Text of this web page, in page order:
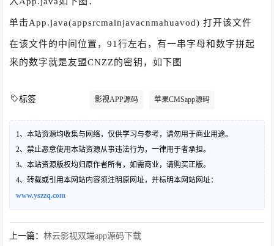
单击App.java(appsrcmainjavacnmahuavod) 打开该文件
在该文件的中间位置，91行左右，有一串字母和数字拼起
来的数字就是友盟CNZZ的密钥，如下图
标签 影视APP源码 苹果CMSapp源码
1、本站资源均收集与网络，仅供学习与参考，请勿用于商业用途。
2、禁止恶意使用本站资源从事违法行为，一律用于者承担。
3、本站资源版权均归原作者所有，如需商业，请购买正版。
4、转载或引用本网站内容须注明原网址，并标明本网站网址：
www.yszzq.com
上一篇：林云影视双端app源码下载